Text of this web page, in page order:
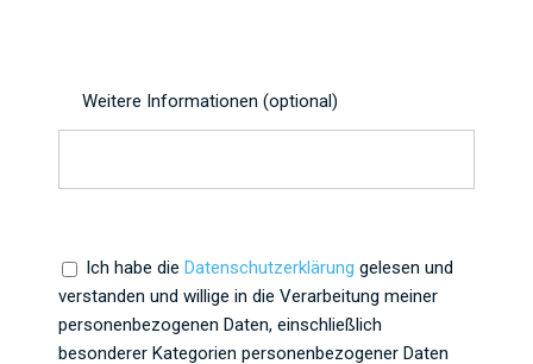
Weitere Informationen (optional)
Ich habe die Datenschutzerklärung gelesen und
verstanden und willige in die Verarbeitung meiner
personenbezogenen Daten, einschließlich
besonderer Kategorien personenbezogener Daten